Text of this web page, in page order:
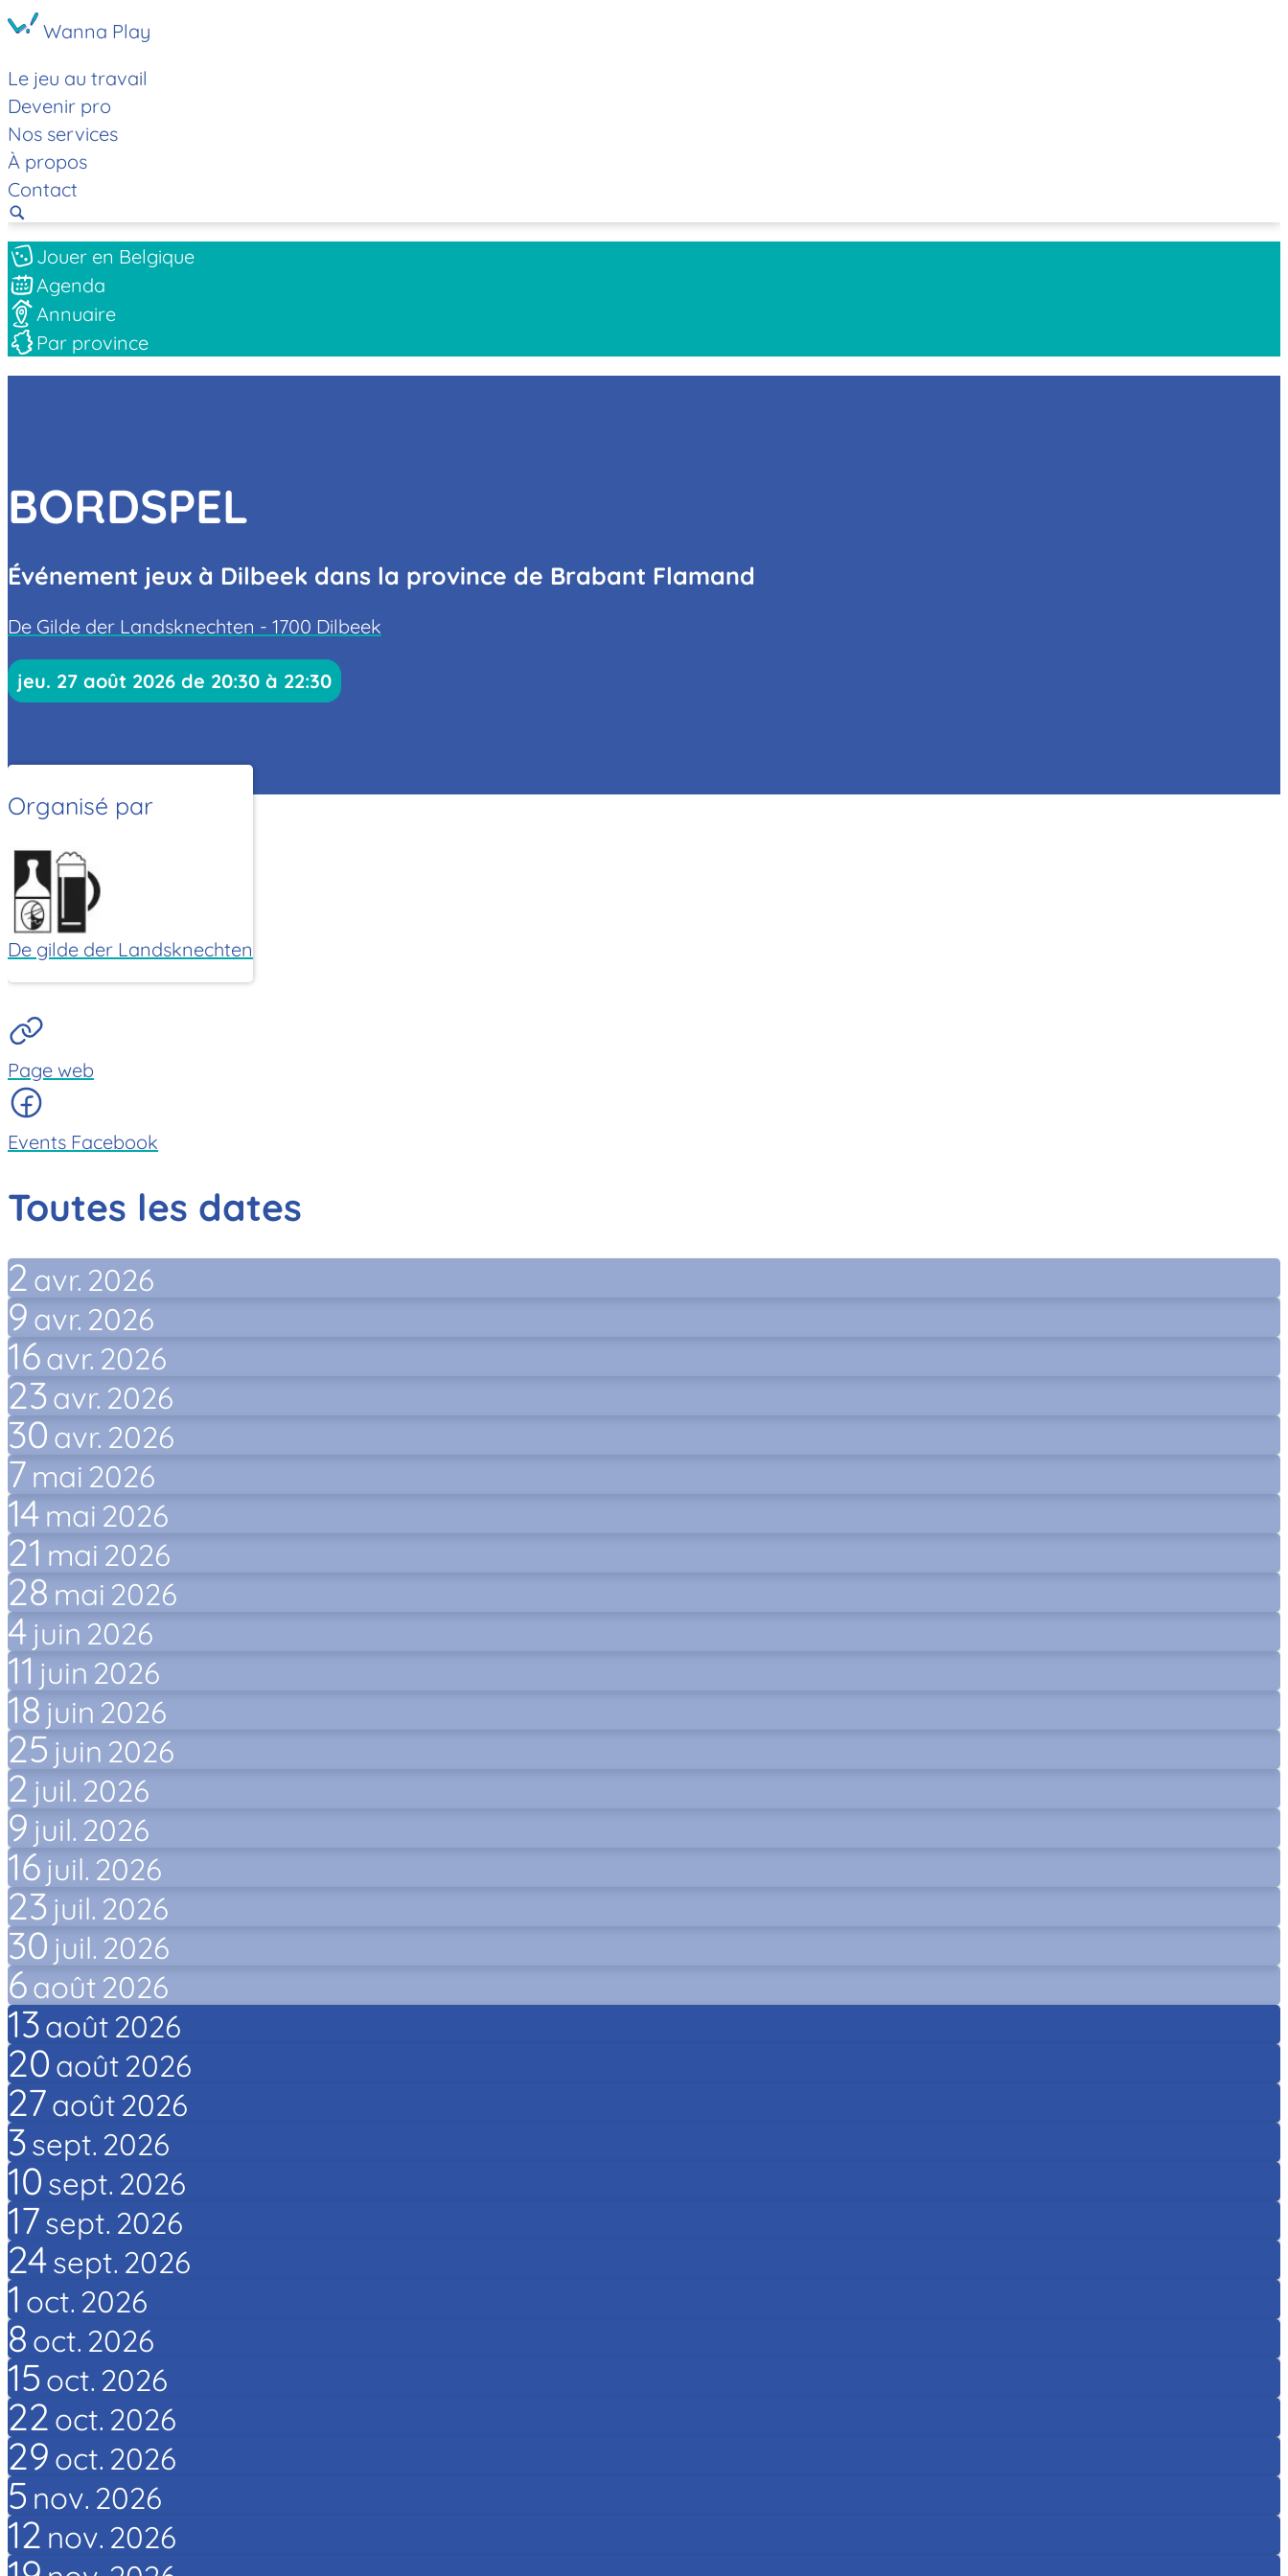
Wanna Play
Le jeu au travail
Devenir pro
Nos services
À propos
Contact
Jouer en Belgique
Agenda
Annuaire
Par province
BORDSPEL
Événement jeux à Dilbeek dans la province de Brabant Flamand
De Gilde der Landsknechten - 1700 Dilbeek
jeu. 27 août 2026 de 20:30 à 22:30
Organisé par
De gilde der Landsknechten
Page web
Events Facebook
Toutes les dates
2 avr. 2026
9 avr. 2026
16avr. 2026
23avr. 2026
30 avr. 2026
7 mai 2026
14 mai 2026
21 mai 2026
28 mai 2026
4 juin 2026
11 juin 2026
18 juin 2026
25 juin 2026
2 juil. 2026
9 juil. 2026
16 juil. 2026
23 juil. 2026
30 juil. 2026
6août 2026
13août 2026
20 août 2026
27août 2026
3sept. 2026
10 sept. 2026
17sept. 2026
24sept. 2026
1 oct. 2026
8 oct. 2026
15 oct. 2026
22 oct. 2026
29 oct. 2026
5 nov. 2026
12 nov. 2026